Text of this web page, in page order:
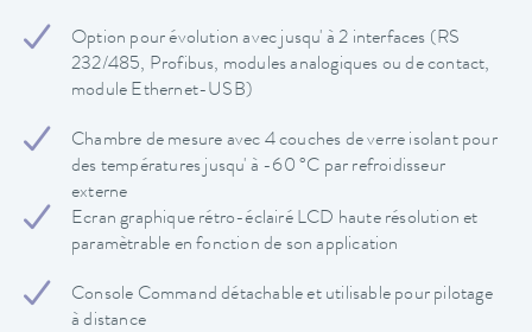
Option pour évolution avec jusqu' à 2 interfaces (RS
232/485, Profibus, modules analogiques ou de contact,
module Ethernet-USB)
Chambre de mesure avec 4 couches de verre isolant pour
des températures jusqu' à -60 °C par refroidisseur
externe
Ecran graphique rétro-éclairé LCD haute résolution et
paramètrable en fonction de son application
Console Command détachable et utilisable pour pilotage
à distance